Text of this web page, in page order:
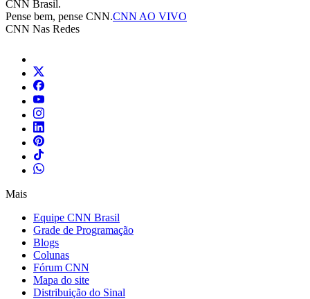
CNN Brasil.
Pense bem, pense CNN.CNN AO VIVO
CNN Nas Redes
Mais
Equipe CNN Brasil
Grade de Programação
Blogs
Colunas
Fórum CNN
Mapa do site
Distribuição do Sinal